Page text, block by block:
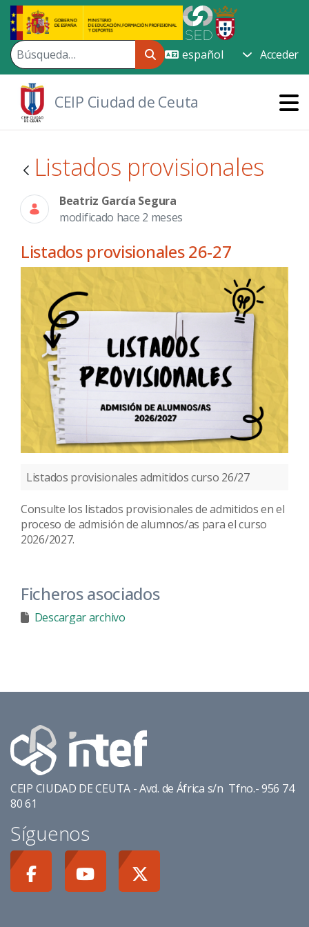
Saltar al contenido principal
Acceder
CEIP Ciudad de Ceuta
Listados provisionales
Beatriz García Segura
modificado hace 2 meses
Listados provisionales 26-27
Listados provisionales admitidos curso 26/27
Consulte los listados provisionales de admitidos en el
proceso de admisión de alumnos/as para el curso
2026/2027.
Ficheros asociados
Descargar archivo
CEIP CIUDAD DE CEUTA - Avd. de África s/n Tfno.- 956 74
80 61
Síguenos